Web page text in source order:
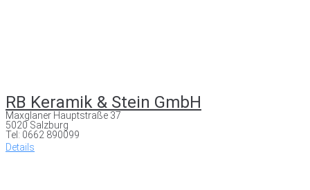
RB Keramik & Stein GmbH
Maxglaner Hauptstraße 37
5020 Salzburg
Tel: 0662 890099
Details